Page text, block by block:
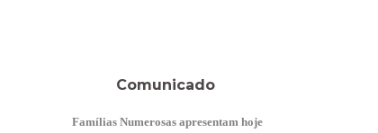
Comunicado
Famílias Numerosas apresentam hoje